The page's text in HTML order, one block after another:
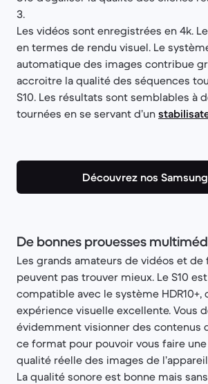
3.
Les vidéos sont enregistrées en 4k.
en termes de rendu visuel. Le
automatique des images contribue
accroitre la qualité des séquences
S10. Les résultats sont semblables à
tournées en se servant d’un
Découvrez nos Samsung
De bonnes prouesses
Les grands amateurs de vidéos et
peuvent pas trouver mieux. Le S10
compatible avec le système HDR10+,
expérience visuelle excellente. Vous
évidemment visionner des contenus
ce format pour pouvoir vous faire
qualité réelle des images de
La qualité sonore est bonne mais